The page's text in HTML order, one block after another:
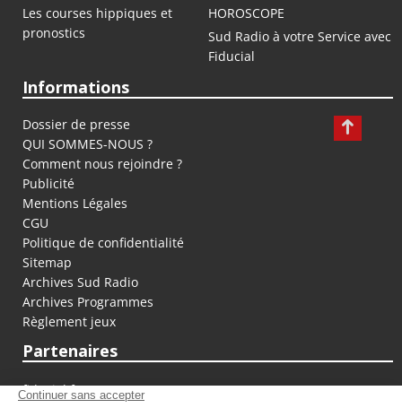
Les courses hippiques et
pronostics
HOROSCOPE
Sud Radio à votre Service avec
Fiducial
Informations
Dossier de presse
QUI SOMMES-NOUS ?
Comment nous rejoindre ?
Publicité
Mentions Légales
CGU
Politique de confidentialité
Sitemap
Archives Sud Radio
Archives Programmes
Règlement jeux
Partenaires
fiducial.fr